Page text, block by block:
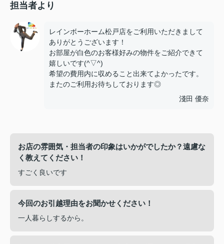
担当者より
レインボーホーム松戸店をご利用いただきまして
ありがとうございます！
お部屋が白色のお客様好みの物件をご紹介できて
嬉しいです(^▽^)
希望の費用内に収めること出来てよかったです。
またのご利用お待ちしております◎
淺田 優奈
お店の雰囲気・担当者の印象はいかがでしたか？遠慮な
く教えてください！
すごく良いです
今回のお引越理由をお聞かせください！
一人暮らしするから。